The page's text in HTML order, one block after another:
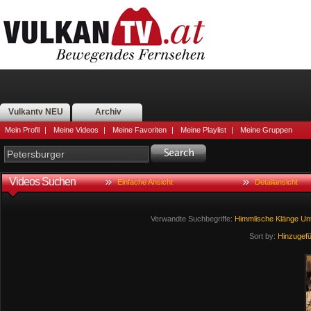
Vulkantv NEU Archiv
Mein Profil | Meine Videos | Meine Favoriten | Meine Playlist | Meine Gruppen
Videos Suchen Einfache Ansicht Detailansicht
Verwandte Suchbegriffe: Himmlische Klänge
Sort by: